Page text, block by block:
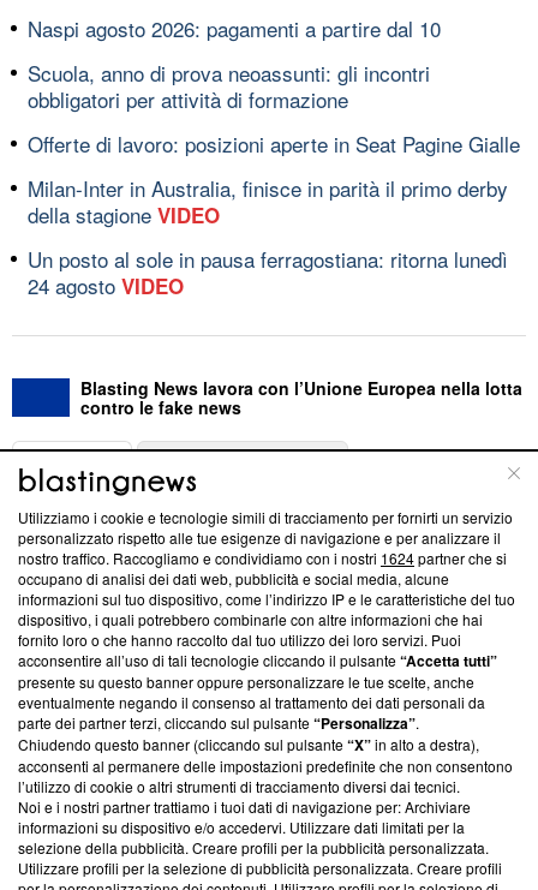
Naspi agosto 2026: pagamenti a partire dal 10
Scuola, anno di prova neoassunti: gli incontri
obbligatori per attività di formazione
Offerte di lavoro: posizioni aperte in Seat Pagine Gialle
Milan-Inter in Australia, finisce in parità il primo derby
della stagione VIDEO
Un posto al sole in pausa ferragostiana: ritorna lunedì
24 agosto VIDEO
Blasting News lavora con l’Unione Europea nella lotta
contro le fake news
ABOUT
Questa sezione offre informazioni trasparenti su Blasting
News, sui nostri processi editoriali e su come ci impegniamo a
creare news di qualità. Inoltre, afferma la nostra aderenza a
‘Trust Project - News with Integrity’Blasting News non è
ancora membro del programma, ma ha richiesto di farne
parte; Trust Project non ha ancora effettuato una verifica di
conformità agli standard.
Su di noi
Team editoriale
Corporate
Redazione
Utilizziamo i cookie e tecnologie simili di tracciamento per fornirti un servizio
personalizzato rispetto alle tue esigenze di navigazione e per analizzare il
nostro traffico. Raccogliamo e condividiamo con i nostri 1624partner che si
occupano di analisi dei dati web, pubblicità e social media, alcune
informazioni sul tuo dispositivo, come l’indirizzo IP e le caratteristiche del tuo
dispositivo, i quali potrebbero combinarle con altre informazioni che hai
fornito loro o che hanno raccolto dal tuo utilizzo dei loro servizi. Puoi
acconsentire all’uso di tali tecnologie cliccando il pulsante“Accetta tutti”
presente su questo banner oppure personalizzare le tue scelte, anche
eventualmente negando il consenso al trattamento dei dati personali da
parte dei partner terzi, cliccando sul pulsante“Personalizza”.
Chiudendo questo banner (cliccando sul pulsante“X”in alto a destra),
acconsenti al permanere delle impostazioni predefinite che non consentono
l’utilizzo di cookie o altri strumenti di tracciamento diversi dai tecnici.
Noi e i nostri partner trattiamo i tuoi dati di navigazione per: Archiviare
informazioni su dispositivo e/o accedervi. Utilizzare dati limitati per la
selezione della pubblicità. Creare profili per la pubblicità personalizzata.
Utilizzare profili per la selezione di pubblicità personalizzata. Creare profili